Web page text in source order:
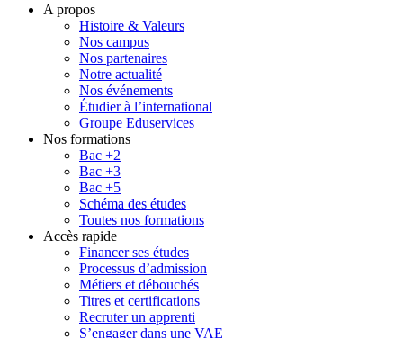
A propos
Histoire & Valeurs
Nos campus
Nos partenaires
Notre actualité
Nos événements
Étudier à l’international
Groupe Eduservices
Nos formations
Bac +2
Bac +3
Bac +5
Schéma des études
Toutes nos formations
Accès rapide
Financer ses études
Processus d’admission
Métiers et débouchés
Titres et certifications
Recruter un apprenti
S’engager dans une VAE